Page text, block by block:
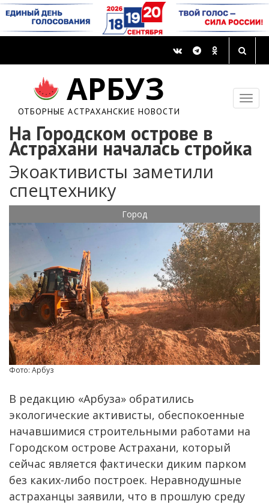
АРБУЗ
ОТБОРНЫЕ АСТРАХАНСКИЕ НОВОСТИ
На Городском острове в
Астрахани началась стройка
Экоактивисты заметили
спецтехнику
Город
Фото: Арбуз
В редакцию «Арбуза» обратились
экологические активисты, обеспокоенные
начавшимися строительными работами на
Городском острове Астрахани, который
сейчас является фактически диким парком
без каких-либо построек. Неравнодушные
астраханцы заявили, что в прошлую среду